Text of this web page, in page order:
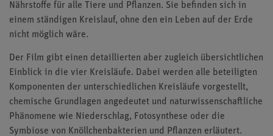
Nährstoffe für alle Tiere und Pflanzen. Sie befinden sich in
einem ständigen Kreislauf, ohne den ein Leben auf der Erde
nicht möglich wäre.
Der Film gibt einen detaillierten aber zugleich übersichtlichen
Einblick in die vier Kreisläufe. Dabei werden alle beteiligten
Komponenten der unterschiedlichen Kreisläufe vorgestellt,
chemische Grundlagen angedeutet und naturwissenschaftliche
Phänomene wie Niederschlag, Fotosynthese oder die
Symbiose von Knöllchenbakterien und Pflanzen erläutert.